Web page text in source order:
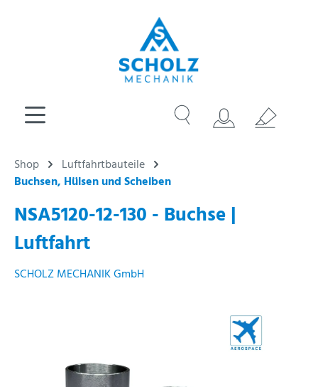
Shop
Luftfahrtbauteile
Buchsen, Hülsen und Scheiben
NSA5120-12-130 - Buchse |
Luftfahrt
SCHOLZ MECHANIK GmbH